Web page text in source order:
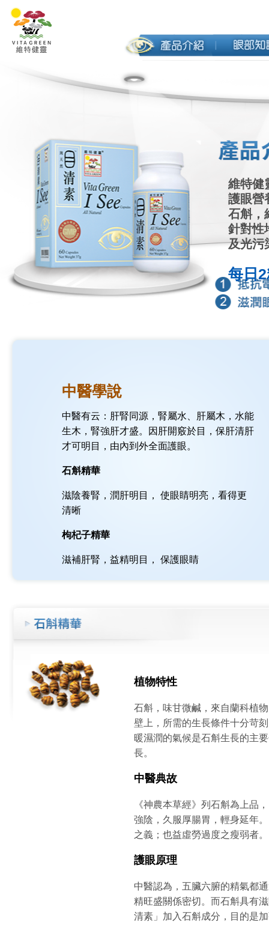
維特健
護眼營
石斛，
針對性
及光污
每日
中醫學說
中醫有云：肝腎同源，腎屬水、肝屬木，水能
生木，腎強肝才盛。因肝開竅於目，保肝清肝
才可明目，由內到外全面護眼。
石斛精華
滋陰養腎，潤肝明目， 使眼睛明亮，看得更
清晰
枸杞子精華
滋補肝腎，益精明目， 保護眼睛
植物特性
石斛，味甘微鹹，來自蘭科植
壁上，所需的生長條件十分苛
暖濕潤的氣候是石斛生長的主
長。
中醫典故
《神農本草經》列石斛為上品
強陰，久服厚腸胃，輕身延年
之義；也益虛勞過度之瘦弱者。
護眼原理
中醫認為，五臟六腑的精氣都
精旺盛關係密切。而石斛具有
清素」加入石斛成分，目的是